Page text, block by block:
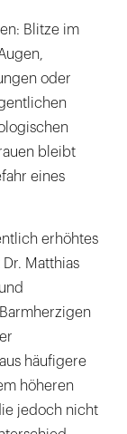
Blitze im
oder
bleibt
eines
erhöhtes
Matthias
häufigere
höheren
jedoch nicht